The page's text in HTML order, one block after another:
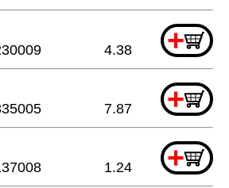
+
4.38
+
7.87
+
1.24